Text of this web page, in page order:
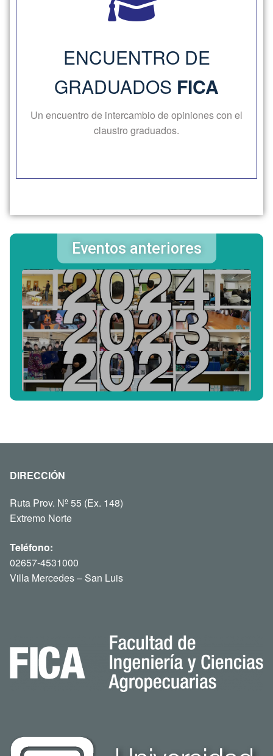
ENCUENTRO DE
GRADUADOSFICA
Un encuentro de intercambio de opiniones con el
claustro graduados.
Lugar:
Campus Universitario
Eventos anteriores
Extremo Norte
Teléfono:
02657-4531000
Villa Mercedes – San Luis